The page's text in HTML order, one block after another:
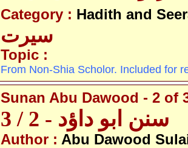
Category : Hadith and
سیرت
Topic :
From Non-Shia Scholor. Included for
Sunan Abu Dawood - 2 of
سنن ابو داؤد - 2 / 3
Author : Abu Dawood